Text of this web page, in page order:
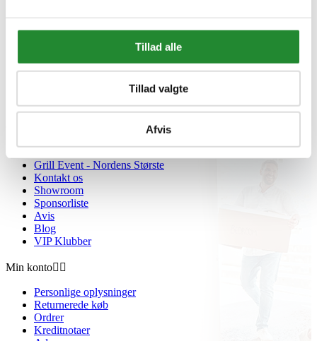
Tillad alle
Tillad valgte
Afvis
Cookie- og privatlivspolitik
Black Friday
Grill Event - Nordens Største
Kontakt os
Showroom
Sponsorliste
Avis
Blog
VIP Klubber
Min konto 
Personlige oplysninger
Returnerede køb
Ordrer
Kreditnotaer